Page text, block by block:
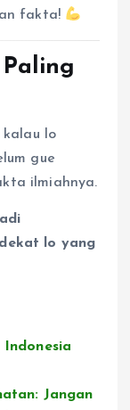
fakta!
kalau lo
gue
ilmiahnya.
lo yang
Jangan